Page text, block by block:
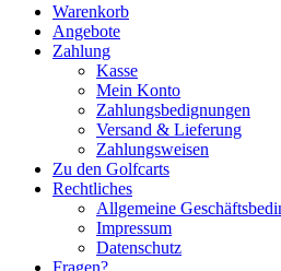
Warenkorb
Angebote
Zahlung
Kasse
Mein Konto
Zahlungsbedignungen
Versand & Lieferung
Zahlungsweisen
Zu den Golfcarts
Rechtliches
Allgemeine
Impressum
Datenschutz
Fragen?